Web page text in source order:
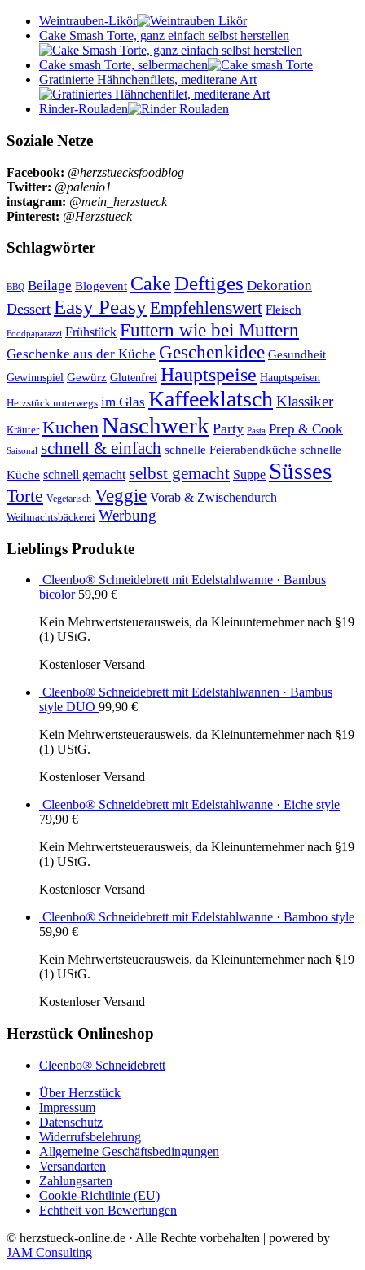
Weintrauben-Likör
Cake Smash Torte, ganz einfach selbst herstellen
Cake smash Torte, selbermachen
Gratinierte Hähnchenfilets, mediterane Art
Rinder-Rouladen
Soziale Netze
Facebook: @herzstuecksfoodblog
Twitter: @palenio1
instagram: @mein_herzstueck
Pinterest: @Herzstueck
Schlagwörter
BBQ Beilage Blogevent CakeDeftiges Dekoration
Dessert Easy PeasyEmpfehlenswert Fleisch
Foodpaparazzi Frühstück Futtern wie bei Muttern
Geschenke aus der Küche Geschenkidee Gesundheit
Gewinnspiel Gewürz Glutenfrei Hauptspeise Hauptspeisen
Herzstück unterwegs im Glas Kaffeeklatsch Klassiker
Kräuter KuchenNaschwerk Party Pasta Prep & Cook
Saisonal schnell & einfach schnelle Feierabendküche schnelle
Küche schnell gemacht selbst gemacht Suppe Süsses
Torte Vegetarisch Veggie Vorab & Zwischendurch
Weihnachtsbäckerei Werbung
Lieblings Produkte
Cleenbo® Schneidebrett mit Edelstahlwanne · Bambus
bicolor 59,90 €
Kein Mehrwertsteuerausweis, da Kleinunternehmer nach §19
(1) UStG.
Kostenloser Versand
Cleenbo® Schneidebrett mit Edelstahlwannen · Bambus
style DUO 99,90 €
Kein Mehrwertsteuerausweis, da Kleinunternehmer nach §19
(1) UStG.
Kostenloser Versand
Cleenbo® Schneidebrett mit Edelstahlwanne · Eiche style
79,90 €
Kein Mehrwertsteuerausweis, da Kleinunternehmer nach §19
(1) UStG.
Kostenloser Versand
Cleenbo® Schneidebrett mit Edelstahlwanne · Bamboo style
59,90 €
Kein Mehrwertsteuerausweis, da Kleinunternehmer nach §19
(1) UStG.
Kostenloser Versand
Herzstück Onlineshop
Cleenbo® Schneidebrett
Über Herzstück
Impressum
Datenschutz
Widerrufsbelehrung
Allgemeine Geschäftsbedingungen
Versandarten
Zahlungsarten
Cookie-Richtlinie (EU)
Echtheit von Bewertungen
© herzstueck-online.de · Alle Rechte vorbehalten | powered by
JAM Consulting